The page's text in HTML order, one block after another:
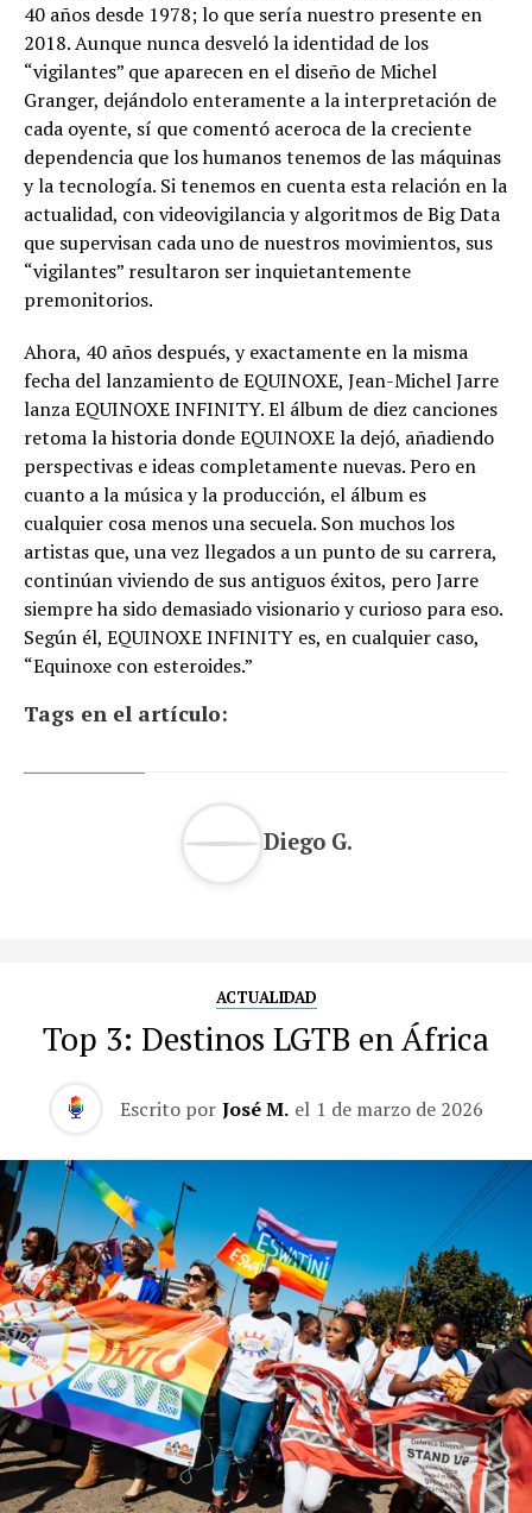
40 años desde 1978; lo que sería nuestro presente en
2018. Aunque nunca desveló la identidad de los
“vigilantes” que aparecen en el diseño de Michel
Granger, dejándolo enteramente a la interpretación de
cada oyente, sí que comentó aceroca de la creciente
dependencia que los humanos tenemos de las máquinas
y la tecnología. Si tenemos en cuenta esta relación en la
actualidad, con videovigilancia y algoritmos de Big Data
que supervisan cada uno de nuestros movimientos, sus
“vigilantes” resultaron ser inquietantemente
premonitorios.
Ahora, 40 años después, y exactamente en la misma
fecha del lanzamiento de EQUINOXE, Jean-Michel Jarre
lanza EQUINOXE INFINITY. El álbum de diez canciones
retoma la historia donde EQUINOXE la dejó, añadiendo
perspectivas e ideas completamente nuevas. Pero en
cuanto a la música y la producción, el álbum es
cualquier cosa menos una secuela. Son muchos los
artistas que, una vez llegados a un punto de su carrera,
continúan viviendo de sus antiguos éxitos, pero Jarre
siempre ha sido demasiado visionario y curioso para eso.
Según él, EQUINOXE INFINITY es, en cualquier caso,
“Equinoxe con esteroides.”
Tags en el artículo:
Diego G.
ACTUALIDAD
Top 3: Destinos LGTB en África
Escrito por José M. el 1 de marzo de 2026